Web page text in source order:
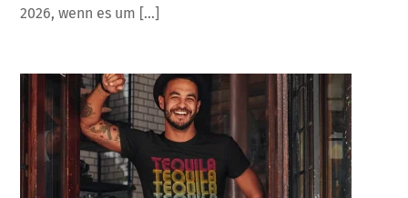
2026, wenn es um […]